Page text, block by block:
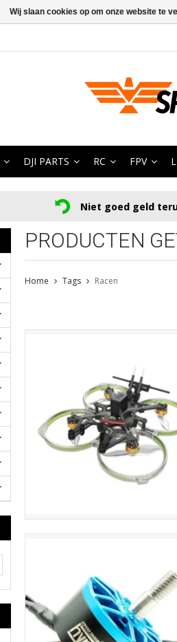
DJI PARTS RC FPV
Niet goed geld
PRODUCTEN
Home Tags Racen
Wij slaan cookies op om onze website te